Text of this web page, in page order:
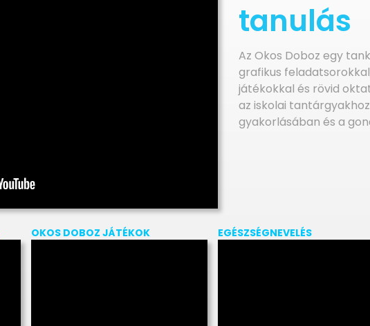
tanulás
Az Okos Doboz egy
grafikus
játékokkal és rövid
az iskolai
gyakorlásában és a
OKOS DOBOZ JÁTÉKOK EGÉSZSÉGNEVELÉS